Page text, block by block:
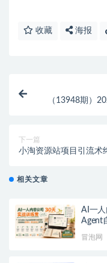
收藏 海报
（13948期）
下一篇
小淘资源站项目引流术
相关文章
AI一
Agent
冒泡网